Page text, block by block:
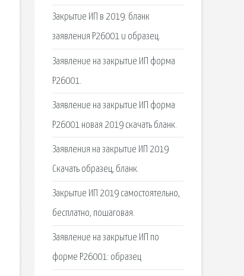
Закрытие ИП в 2019: бланк
заявления Р26001 и образец.
Заявление на закрытие ИП форма
Р26001.
Заявление на закрытие ИП форма
Р26001 новая 2019 скачать бланк.
Заявления на закрытие ИП 2019
Скачать образец, бланк.
Закрытие ИП 2019 самостоятельно,
бесплатно, пошаговая.
Заявление на закрытие ИП по
форме Р26001: образец